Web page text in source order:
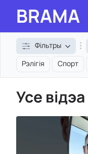
BRAMA
Фільтры
Рэлігія
Спорт
Усе